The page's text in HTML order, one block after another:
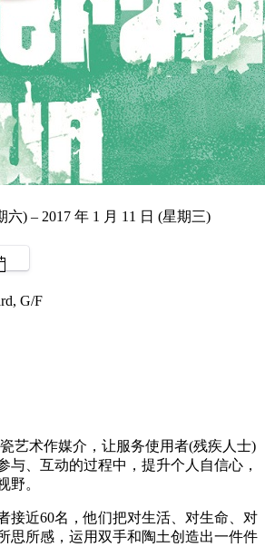
六) – 2017 年 1 月 11 日 (星期三)
G/F
瓷艺术作媒介，让服务使用者(残疾人士)
与、互动的过程中，提升个人自信心，
野。
接近60名，他们把对生活、对生命、对
思所感，运用双手和陶土创造出一件件